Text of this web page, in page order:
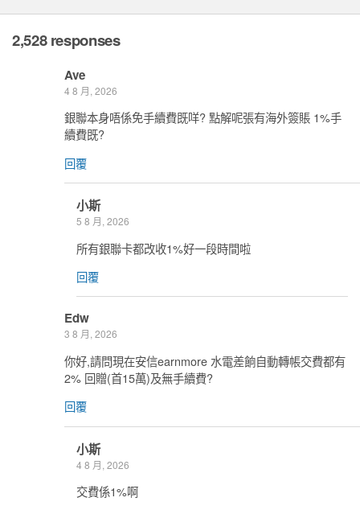
2,528 responses
Ave
4 8 月, 2026
銀聯本身唔係免手續費既咩? 點解呢張有海外簽賬 1%手
續費既?
回覆
小斯
5 8 月, 2026
所有銀聯卡都改收1%好一段時間啦
回覆
Edw
3 8 月, 2026
你好,請問現在安信earnmore 水電差餉自動轉帳交費都有
2% 回贈(首15萬)及無手續費?
回覆
小斯
4 8 月, 2026
交費係1%啊